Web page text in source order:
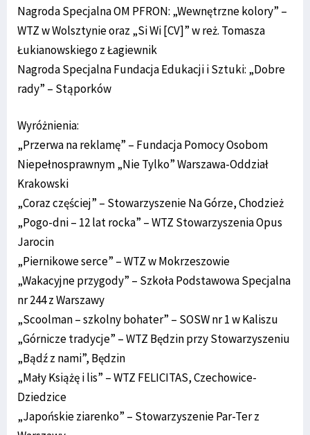
Nagroda Specjalna OM PFRON: „Wewnętrzne kolory” –
WTZ w Wolsztynie oraz „Si Wi [CV]” w reż. Tomasza
Łukianowskiego z Łagiewnik
Nagroda Specjalna Fundacja Edukacji i Sztuki: „Dobre
rady” – Stąporków
Wyróżnienia:
„Przerwa na reklamę” – Fundacja Pomocy Osobom
Niepełnosprawnym „Nie Tylko” Warszawa-Oddział
Krakowski
„Coraz częściej” – Stowarzyszenie Na Górze, Chodzież
„Pogo-dni – 12 lat rocka” – WTZ Stowarzyszenia Opus
Jarocin
„Piernikowe serce” – WTZ w Mokrzeszowie
„Wakacyjne przygody” – Szkoła Podstawowa Specjalna
nr 244 z Warszawy
„Scoolman – szkolny bohater” – SOSW nr 1 w Kaliszu
„Górnicze tradycje” – WTZ Będzin przy Stowarzyszeniu
„Bądź z nami”, Będzin
„Mały Książę i lis” – WTZ FELICITAS, Czechowice-
Dziedzice
„Japońskie ziarenko” – Stowarzyszenie Par-Ter z